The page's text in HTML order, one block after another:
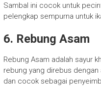
Sambal ini cocok untuk
pelengkap sempurna untuk
6. Rebung Asam
Rebung Asam adalah sayur
rebung yang direbus
dan cocok sebagai